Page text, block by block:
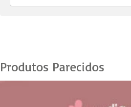
quantidade
Produtos Parecidos